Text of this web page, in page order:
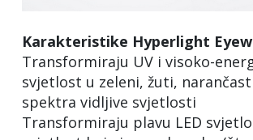
Karakteristike Hyperlight
Transformiraju UV i visoko-
svjetlost u zeleni, žuti,
spektra vidljive svjetlosti
Transformiraju plavu LED